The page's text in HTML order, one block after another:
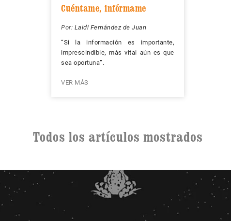
Cuéntame, infórmame
Por: Laidi Fernández de Juan
“Si la información es importante,
imprescindible, más vital aún es que
sea oportuna”.
VER MÁS
Todos los artículos mostrados